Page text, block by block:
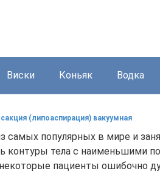
Виски Коньяк Водка
(липоаспирация) вакуумная
самых популярных в мире и
контуры тела с наименьшими
пациенты